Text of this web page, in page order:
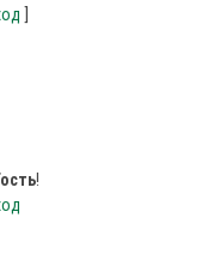
]
!